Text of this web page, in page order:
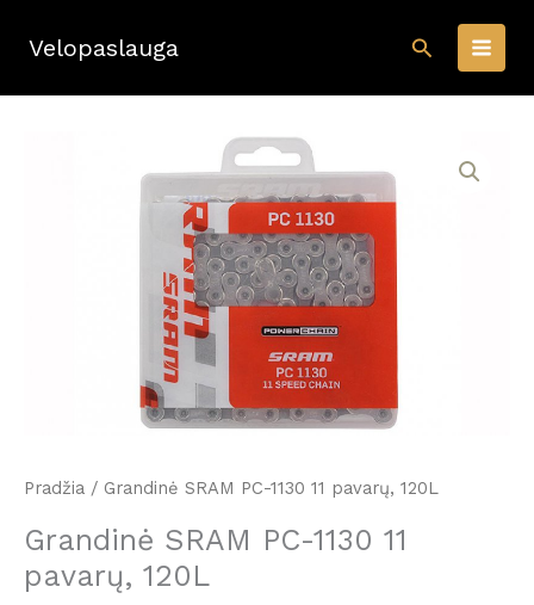
prieVelopaslauga Paieška
Pradžia / Grandinė SRAM PC-1130 11 pavarų, 120L
Grandinė SRAM PC-1130 11
pavarų, 120L